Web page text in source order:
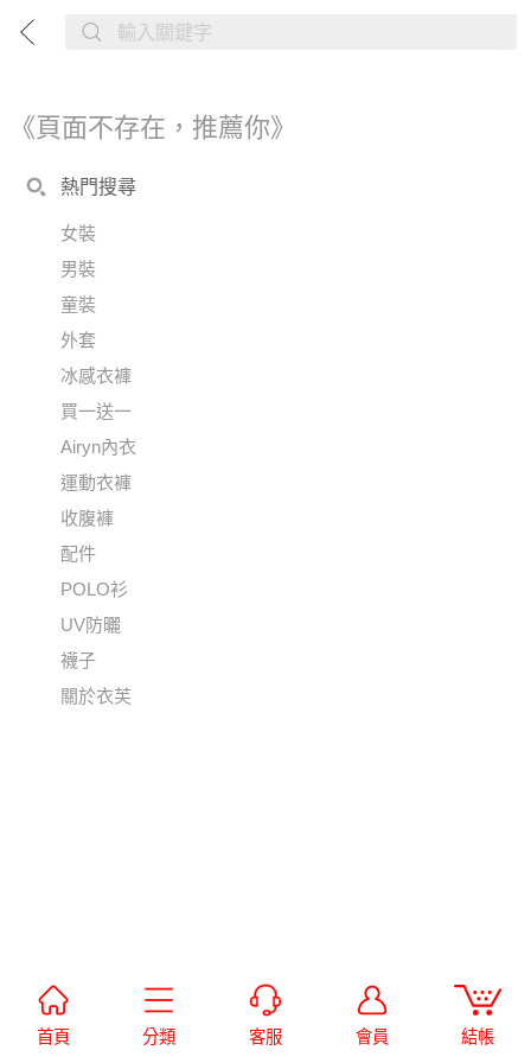
首頁 分類 客服 會員 結帳
《頁面不存在，推薦你》
熱門搜尋
女裝
男裝
童裝
外套
冰感衣褲
買一送一
Airyn內衣
運動衣褲
收腹褲
配件
POLO衫
UV防曬
襪子
關於衣芙